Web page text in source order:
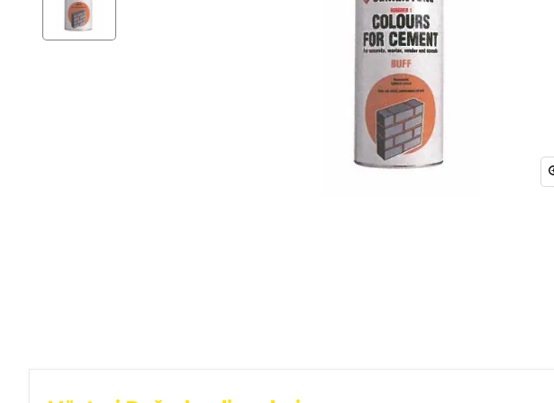
Ev Gereçleri Isıtma Soğutma
Temel İnşaat
Malzemeleri